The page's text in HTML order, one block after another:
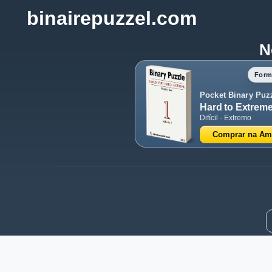
binairepuzzel.com
Pocket Binary
Hard to
Difícil · Extremo
Comprar na